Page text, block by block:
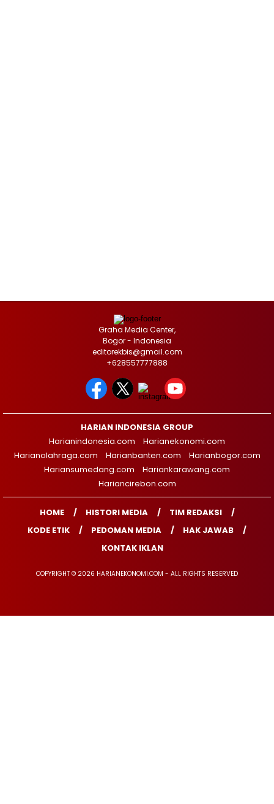
Graha Media Center,
Bogor - Indonesia
editorekbis@gmail.com
+628557777888
HARIAN INDONESIA GROUP
Harianindonesia.com
Harianekonomi.com
Harianolahraga.com
Harianbanten.com
Harianbogor.com
Hariansumedang.com
Hariankarawang.com
Hariancirebon.com
HOME HISTORI MEDIA
TIM REDAKSI
KODE ETIK
PEDOMAN MEDIA
HAK JAWAB
KONTAK IKLAN
COPYRIGHT © 2026 HARIANEKONOMI.COM - ALL RIGHTS RESERVED